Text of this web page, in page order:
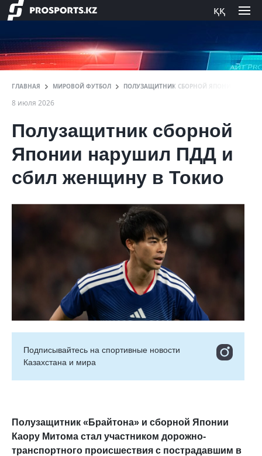
ққ
ГЛАВНАЯ МИРОВОЙ ФУТБОЛ ПОЛУЗАЩИТНИК СБОРНОЙ ЯПОНИИ СТАЛ
8 июля 2026
Полузащитник сборной
Японии нарушил ПДД и
сбил женщину в Токио
Подписывайтесь на cпортивные новости
Казахстана и мира
Полузащитник «Брайтона» и сборной Японии
Каору Митома стал участником дорожно-
транспортного происшествия с пострадавшим в